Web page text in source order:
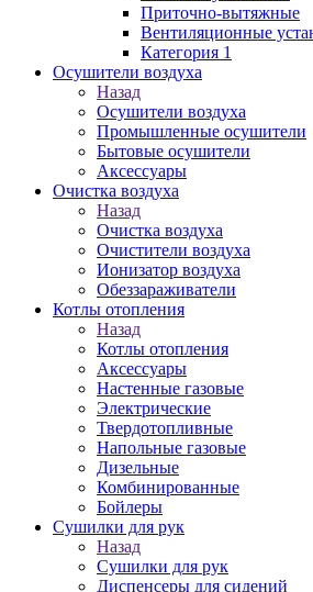
Приточно-вытяжные
Вентиляционные
Категория 1
Осушители воздуха
Назад
Осушители воздуха
Промышленные осушители
Бытовые осушители
Аксессуары
Очистка воздуха
Назад
Очистка воздуха
Очистители воздуха
Ионизатор воздуха
Обеззараживатели
Котлы отопления
Назад
Котлы отопления
Аксессуары
Настенные газовые
Электрические
Твердотопливные
Напольные газовые
Дизельные
Комбинированные
Бойлеры
Сушилки для рук
Назад
Сушилки для рук
Диспенсеры для сидений